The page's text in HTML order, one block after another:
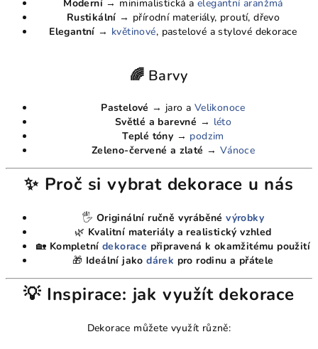
Moderní→ minimalistická a elegantní aranžmá
Rustikální → přírodní materiály, proutí, dřevo
Elegantní → květinové, pastelové a stylové dekorace
🌈 Barvy
Pastelové → jaro a Velikonoce
Světlé a barevné → léto
Teplé tóny → podzim
Zeleno-červené a zlaté → Vánoce
✨ Proč si vybrat dekorace u nás
🖐️ Originální ručně vyráběnévýrobky
🌿 Kvalitní materiály a realistický vzhled
🏡 Kompletní dekorace připravená k okamžitému použití
🎁 Ideální jakodárek pro rodinu a přátele
💡 Inspirace: jak využít dekorace
Dekorace můžete využít různě: